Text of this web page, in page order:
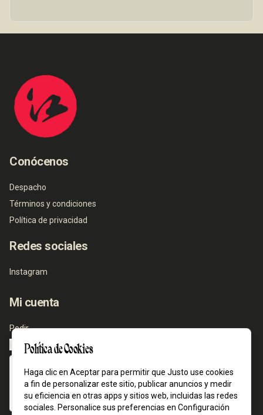
Conócenos
Despacho
Términos y condiciones
Política de privacidad
Redes sociales
Instagram
Mi cuenta
Pedir
Iniciar sesión
Política de Cookies
Haga clic en Aceptar para permitir que Justo use cookies
a fin de personalizar este sitio, publicar anuncios y medir
su eficiencia en otras apps y sitios web, incluidas las redes
sociales. Personalice sus preferencias en Configuración